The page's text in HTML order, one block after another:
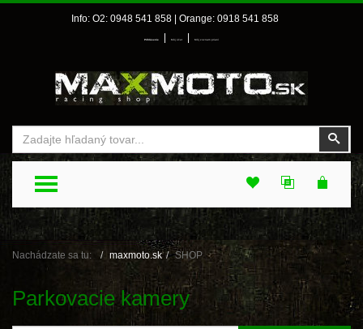
Info: O2: 0948 541 858 | Orange: 0918 541 858
Prihlásenie Môj účet Môj zoznam prianí
TOGGLE MENU
Nachádzate sa tu: maxmoto.sk SHOP
Parkovacie kamery